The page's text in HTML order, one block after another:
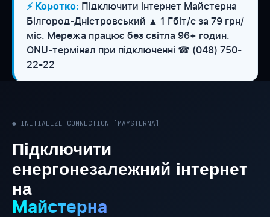
⚡ Коротко: Підключити інтернет Майстерна
Білгород-Дністровський ▲ 1 Гбіт/с за 79 грн/
міс. Мережа працює без світла 96+ годин.
ONU-термінал при підключенні ☎ (048) 750-
22-22
● INITIALIZE_CONNECTION [MAYSTERNA]
Підключити
енергонезалежний інтернет
на
Майстерна
WESTELECOM
Онлайн-підтримка